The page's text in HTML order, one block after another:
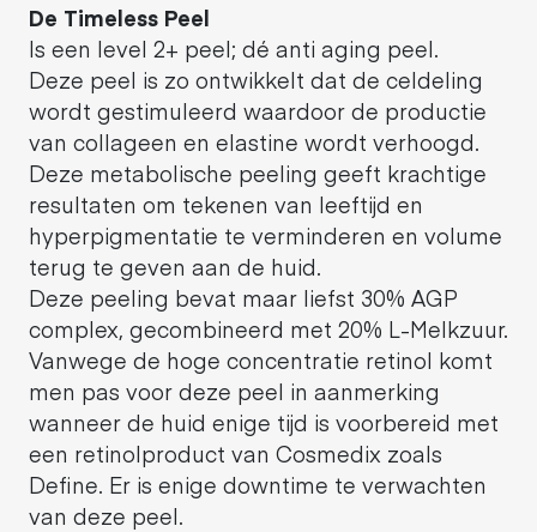
De Timeless Peel
Is een level 2+ peel; dé anti aging peel.
Deze peel is zo ontwikkelt dat de celdeling
wordt gestimuleerd waardoor de productie
van collageen en elastine wordt verhoogd.
Deze metabolische peeling geeft krachtige
resultaten om tekenen van leeftijd en
hyperpigmentatie te verminderen en volume
terug te geven aan de huid.
Deze peeling bevat maar liefst 30% AGP
complex, gecombineerd met 20% L-Melkzuur.
Vanwege de hoge concentratie retinol komt
men pas voor deze peel in aanmerking
wanneer de huid enige tijd is voorbereid met
een retinolproduct van Cosmedix zoals
Define. Er is enige downtime te verwachten
van deze peel.